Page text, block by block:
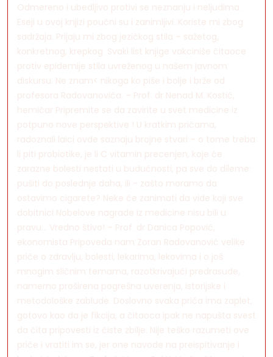
Odmereno i ubedljivo protivi se neznanju i neljudima.
Eseji u ovoj knjizi poučni su i zanimljivi. Koriste mi zbog
sadržaja. Prijaju mi zbog jezičkog stila – sažetog,
konkretnog, krepkog. Svaki list knjige vakciniše čitaoce
protiv epidemije stila uvreženog u našem javnom
diskursu. Ne znam< nikoga ko piše i bolje i brže od
profesora Radovanovića. – Prof. dr Nenad M. Kostić,
hemičar Pripremite se da zavirite u svet medicine iz
potpuno nove perspektive ! U kratkim pričama,
radoznali laici ovde saznaju brojne stvari – o tome treba
li piti probiotike, je li C vitamin precenjen, koje će
zarazne bolesti nestati u budućnosti, pa sve do dileme:
pušiti do poslednje daha, ili - zašto moramo da
ostavimo cigarete? Neke će zanimati da vide koji sve
dobitnici Nobelove nagrade iz medicine nisu bili u
pravu… Vredno štivo! – Prof. dr Danica Popović,
ekonomista Pripoveda nam Zoran Radovanović velike
priče o zdravlju, bolesti, lekarima, lekovima i o još
mnogim sličnim temama, razotkrivajući predrasude,
namerno proširena pogrešna uverenja, istorijske i
metodološke zablude. Doslovno svaka priča ima zaplet,
gotovo kao da je fikcija, a čitaoca ipak ne napušta svest
da čita pripovesti iz čiste zbilje. Nije teško razumeti ove
priče i vratiti im se, jer one navode na preispitivanje i